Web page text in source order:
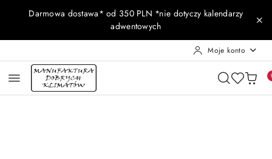
Przejdź do treści głównej
Przejdź do wyszukiwarki
Przejdź do moje konto
Przejdź do menu głównego
Przejdź do opisu produktu
Przejdź do stopki
Darmowa dostawa* od 350 PLN *nie dotyczy kalendarzy
adwentowych
Moje konto